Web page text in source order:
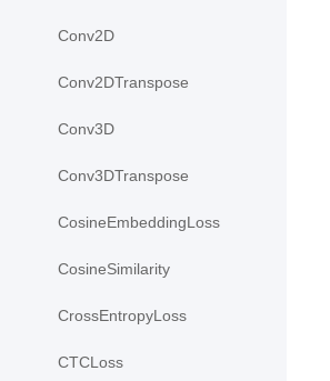
Conv2D
Conv2DTranspose
Conv3D
Conv3DTranspose
CosineEmbeddingLoss
CosineSimilarity
CrossEntropyLoss
CTCLoss